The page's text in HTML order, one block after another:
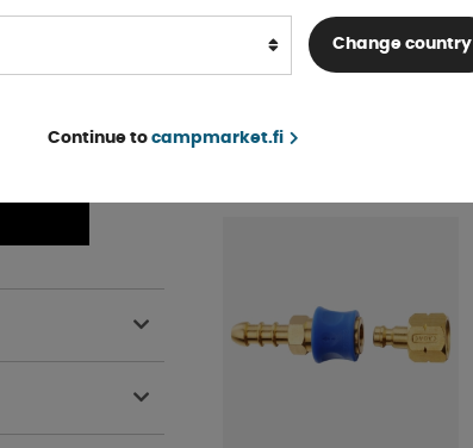
€ 17 .25 OSTA!
SUOSITTU SAMASSA
Change country
Continue to campmarket.fi